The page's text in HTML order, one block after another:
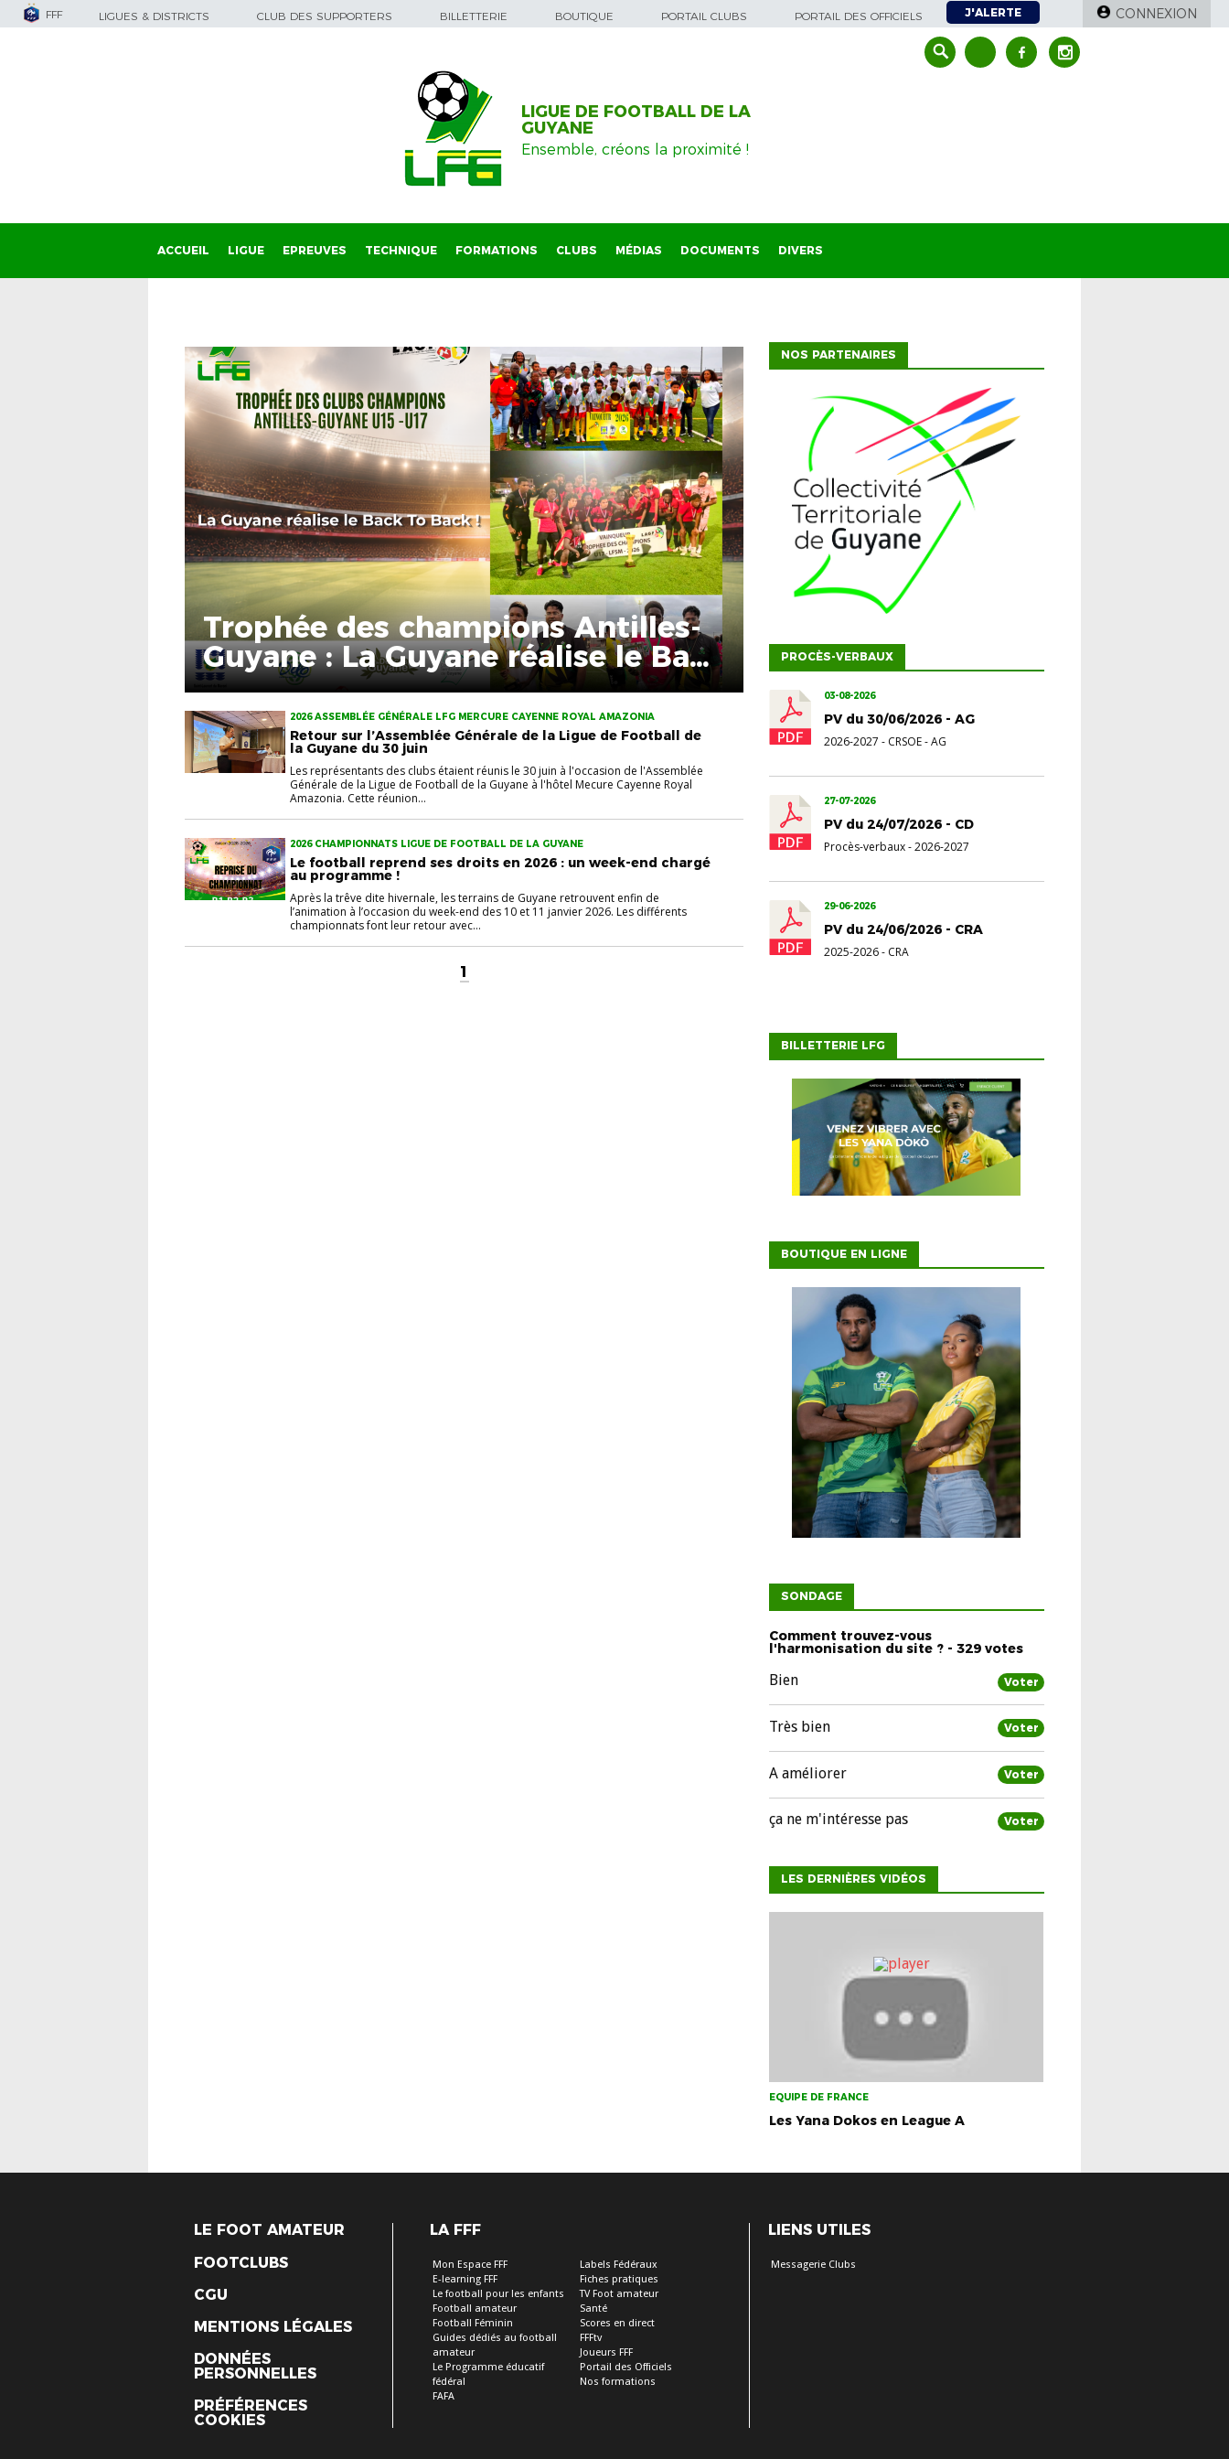
FFF LIGUES & DISTRICTS CLUB DES SUPPORTERS BILLETTERIE BOUTIQUE PORTAIL CLUBS PORTAIL DES OFFICIELS J'ALERTE CONNEXION
LIGUE DE FOOTBALL DE LA
GUYANE
Ensemble, créons la proximité !
ACCUEIL LIGUE EPREUVES TECHNIQUE FORMATIONS CLUBS MÉDIAS DOCUMENTS DIVERS
Trophée des champions Antilles-
Guyane : La Guyane réalise le Back
To Back
2026 ASSEMBLÉE GÉNÉRALE LFG MERCURE CAYENNE ROYAL AMAZONIA
Retour sur l’Assemblée Générale de la Ligue de Football de
la Guyane du 30 juin
Les représentants des clubs étaient réunis le 30 juin à l'occasion de l'Assemblée
Générale de la Ligue de Football de la Guyane à l'hôtel Mecure Cayenne Royal
Amazonia. Cette réunion...
2026 CHAMPIONNATS LIGUE DE FOOTBALL DE LA GUYANE
Le football reprend ses droits en 2026 : un week-end chargé
au programme !
Après la trêve dite hivernale, les terrains de Guyane retrouvent enfin de
l’animation à l’occasion du week-end des 10 et 11 janvier 2026. Les différents
championnats font leur retour avec...
1
NOS PARTENAIRES
PROCÈS-VERBAUX
03-08-2026
PV du 30/06/2026 - AG
2026-2027 - CRSOE - AG
27-07-2026
PV du 24/07/2026 - CD
Procès-verbaux-2026-2027
29-06-2026
PV du 24/06/2026 - CRA
2025-2026- CRA
BILLETTERIE LFG
BOUTIQUE EN LIGNE
SONDAGE
Comment trouvez-vous
l'harmonisation du site ? - 329 votes
Bien Voter
Très bien Voter
A améliorer Voter
ça ne m'intéresse pas Voter
LES DERNIÈRES VIDÉOS
EQUIPE DE FRANCE
Les Yana Dokos en League A
LE FOOT AMATEUR
FOOTCLUBS
CGU
MENTIONS LÉGALES
DONNÉES
PERSONNELLES
PRÉFÉRENCES
COOKIES
LA FFF
Mon Espace FFF
E-learning FFF
Le football pour les enfants
Football amateur
Football Féminin
Guides dédiés au football
amateur
Le Programme éducatif
fédéral
FAFA
Labels Fédéraux
Fiches pratiques
TV Foot amateur
Santé
Scores en direct
FFFtv
Joueurs FFF
Portail des Officiels
Nos formations
LIENS UTILES
Messagerie Clubs